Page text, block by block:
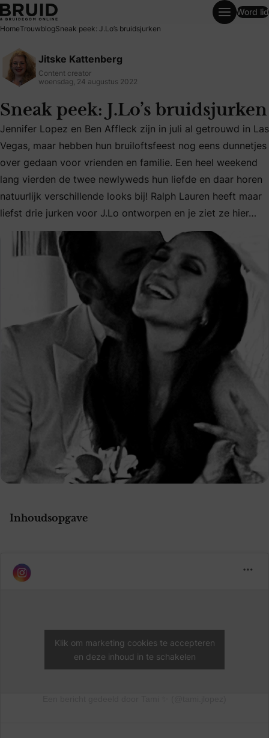
Sneak peek: J.Lo’s bruidsjurken
Word lid
HomeTrouwblogSneak peek: J.Lo’s bruidsjurken
Jitske Kattenberg
Content creator
woensdag, 24 augustus 2022
Sneak peek: J.Lo’s bruidsjurken
Jennifer Lopez en Ben Affleck zijn in juli al getrouwd in
Jennifer Lopez en Ben Affleck zijn in juli al getrouwd in Las
Vegas, maar hebben hun bruiloftsfeest nog eens dunnetjes
over gedaan voor vrienden en familie. Een heel weekend
lang vierden de twee newlyweds hun liefde en daar horen
natuurlijk verschillende looks bij! Ralph Lauren heeft maar
liefst drie jurken voor J.Lo ontworpen en je ziet ze hier…
Inhoudsopgave
Klik om marketing cookies te accepteren
en deze inhoud in te schakelen